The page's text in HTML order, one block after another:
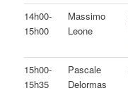
14h00-
15h00
Massimo
Leone
15h00-
15h35
Pascale
Delormas